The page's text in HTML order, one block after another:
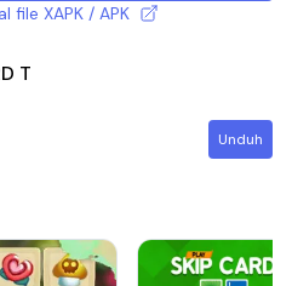
file XAPK / APK
T
Unduh